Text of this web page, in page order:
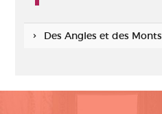
Des Angles et des Monts